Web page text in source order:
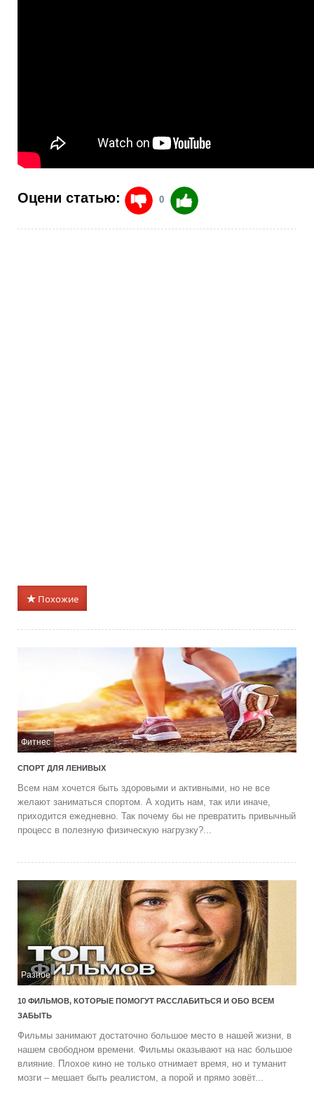
Оцени статью: 0
Похожие
Фитнес
СПОРТ ДЛЯ ЛЕНИВЫХ
Всем нам хочется быть здоровыми и активными, но не все
желают заниматься спортом. А ходить нам, так или иначе,
приходится ежедневно. Так почему бы не превратить привычный
процесс в полезную физическую нагрузку?...
Разное
10 ФИЛЬМОВ, КОТОРЫЕ ПОМОГУТ РАССЛАБИТЬСЯ И ОБО ВСЕМ
ЗАБЫТЬ
Фильмы занимают достаточно большое место в нашей жизни, в
нашем свободном времени. Фильмы оказывают на нас большое
влияние. Плохое кино не только отнимает время, но и туманит
мозги – мешает быть реалистом, а порой и прямо зовёт...